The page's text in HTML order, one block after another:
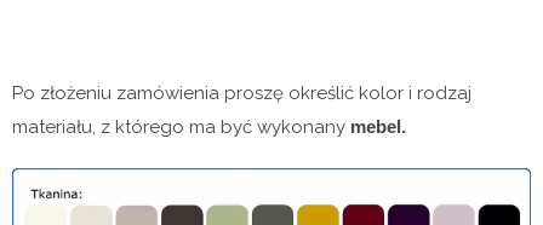
Po złożeniu zamówienia proszę określić kolor i rodzaj
materiału, z którego ma być wykonany mebel.